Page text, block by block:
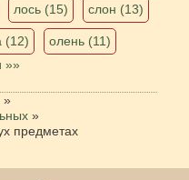
лось (15) слон (13)
(12)
олень (11)
»»
»
»
предметах